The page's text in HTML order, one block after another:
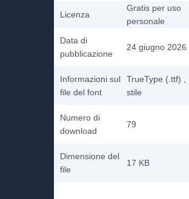
Licenza
Gratis per uso
personale
Data di
pubblicazione
24 giugno 2026
Informazioni sul
file del font
TrueType (.ttf)
stile
Numero di
download
79
Dimensione del
file
17 KB